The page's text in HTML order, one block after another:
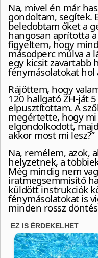
Na, mivel én már
gondoltam, segítek.
beledobtam őket a
hangosan aprította
figyeltem, hogy
másodperc múlva a
egy kicsit zavartabb
fénymásolatokat hol
Rájöttem, hogy
120 hallgató ZH-ját
elpusztítottam. A
megértette, hogy
elgondolkodott,
akkor most mi lesz?”
Na, remélem, azok,
helyzetnek, a
Még mindig nem
iratmegsemmisítő
küldött instrukciók
fénymásolatokat is
minden rossz